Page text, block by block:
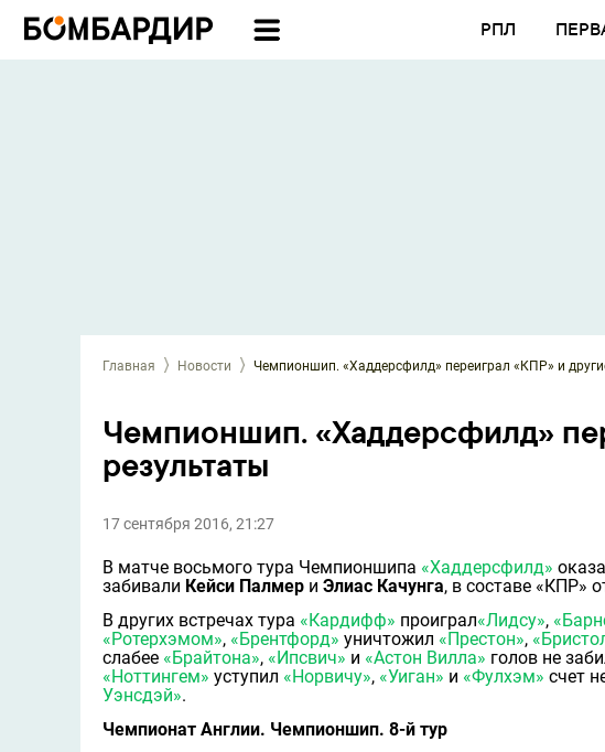
РПЛ
Главная Новости Чемпионшип. «Хаддерсфилд» переиграл «КПР» и
Чемпионшип. «Хаддерсфилд»
результаты
17 сентября 2016, 21:27
В матче восьмого тура Чемпионшипа «Хаддерсфилд»
забивали Кейси Палмер и Элиас Качунга, в составе «КПР»
В других встречах тура «Кардифф» проиграл«Лидсу»,
«Ротерхэмом», «Брентфорд» уничтожил «Престон»,
слабее «Брайтона», «Ипсвич» и «Астон Вилла» голов не
«Ноттингем» уступил «Норвичу», «Уиган» и «Фулхэм» счет
Уэнсдэй».
Чемпионат Англии. Чемпионшип. 8-й тур